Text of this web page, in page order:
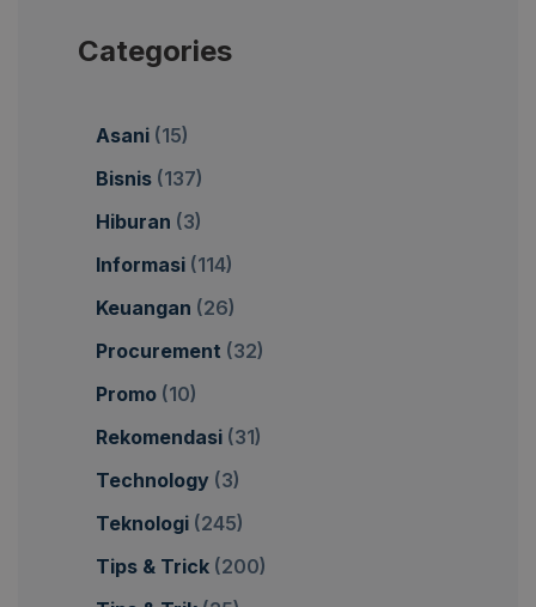
Categories
Asani (15)
Bisnis (137)
Hiburan (3)
Informasi (114)
Keuangan (26)
Procurement (32)
Promo (10)
Rekomendasi (31)
Technology (3)
Teknologi (245)
Tips & Trick (200)